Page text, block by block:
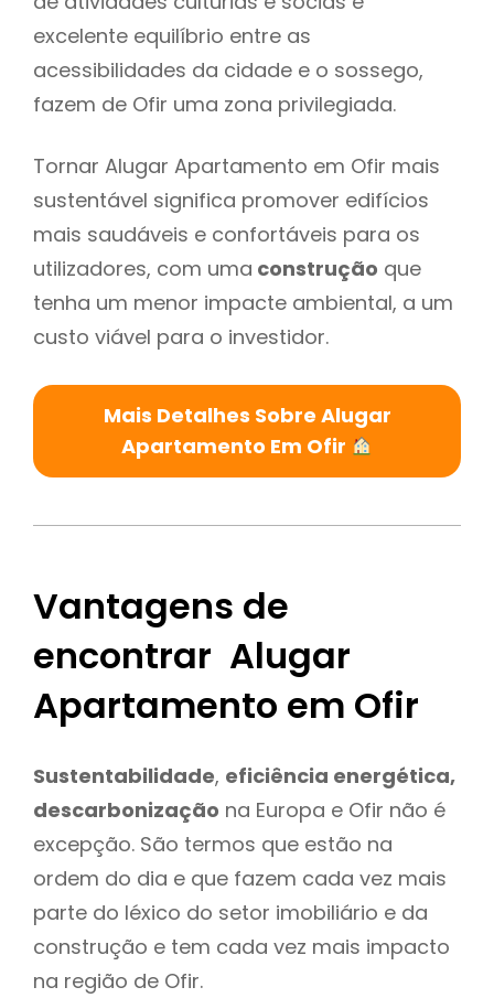
excelente equilíbrio entre as
acessibilidades da cidade e o sossego,
fazem de Ofir uma zona privilegiada.
Tornar Alugar Apartamento em Ofir mais
sustentável significa promover edifícios
mais saudáveis e confortáveis para os
utilizadores, com uma construção que
tenha um menor impacte ambiental, a um
custo viável para o investidor.
Mais Detalhes Sobre Alugar
Apartamento Em Ofir
Vantagens de
encontrar Alugar
Apartamento em Ofir
Sustentabilidade, eficiência energética,
descarbonização na Europa e Ofir não é
excepção. São termos que estão na
ordem do dia e que fazem cada vez mais
parte do léxico do setor imobiliário e da
construção e tem cada vez mais impacto
na região de Ofir.